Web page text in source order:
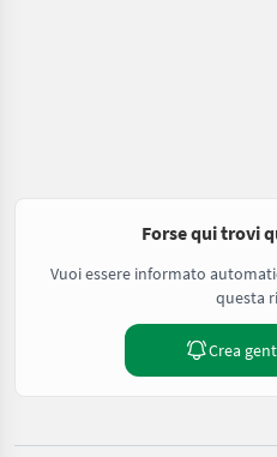
Forse qui trovi
Vuoi essere informato
questa
Crea